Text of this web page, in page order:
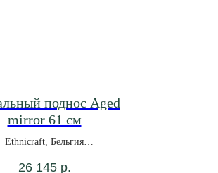
поднос Aged
mirror 61 см
Ethnicraft, Бельгия
26 145 р.